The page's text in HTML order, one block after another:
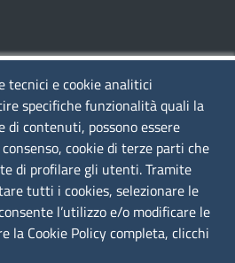
tecnici e cookie analitici
specifiche funzionalità quali la
di contenuti, possono essere
cookie di terze parti che
di profilare gli utenti. Tramite
tutti i cookies, selezionare le
l’utilizzo e/o modificare le
la Cookie Policy completa, clicchi